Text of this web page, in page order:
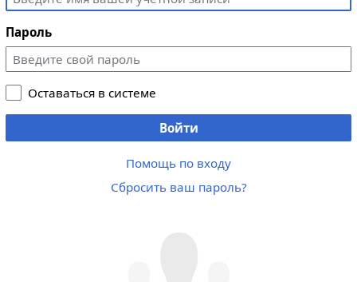
Пароль
Оставаться в системе
Войти
Помощь по входу
Сбросить ваш пароль?